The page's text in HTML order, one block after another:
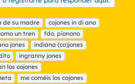
de su madre
cojones in di ano
un tren
fdo. pionono
jones
indiana (co)jones
ingranny jones
los cojones
me coméis los cojones